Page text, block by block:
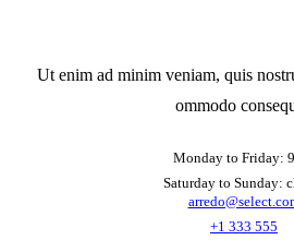
Ut enim ad minim veniam, quis
ommodo
Monday to Friday:
Saturday to Sunday:
+1 333 555